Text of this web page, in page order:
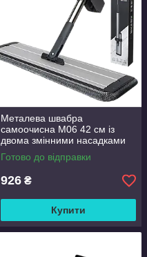
Металева швабра
самоочисна M06 42 см із
двома змінними насадками
Готово до відправки
926 ₴
Купити